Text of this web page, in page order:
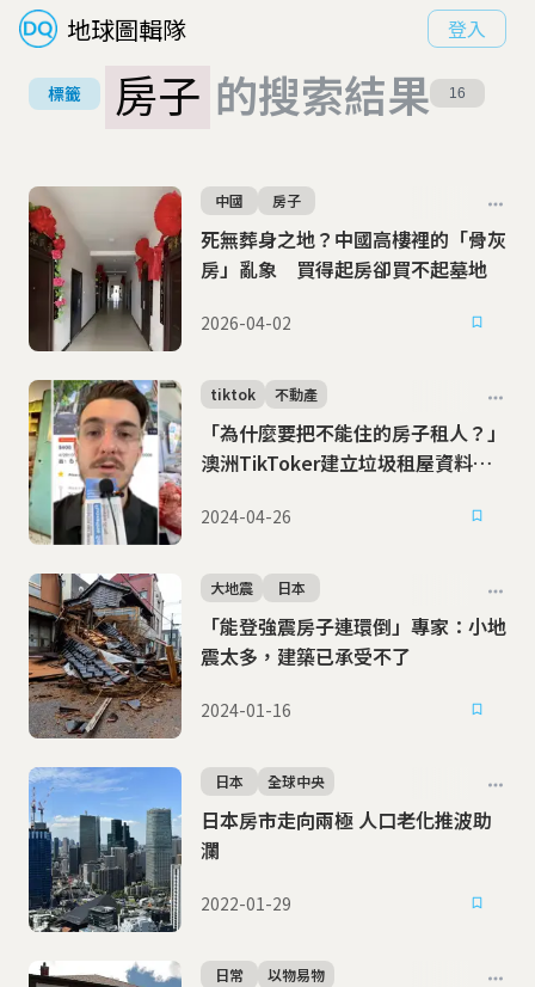
地球圖輯隊 登入
標籤 房子 的搜索結果 16
死無葬身之地？中國高樓裡的「骨灰
房」亂象 買得起房卻買不起墓地
中國 房子
2026-04-02
「為什麼要把不能住的房子租人？」
澳洲TikToker建立垃圾租屋資料庫
tiktok 不動產
2024-04-26
「能登強震房子連環倒」專家：小地
震太多，建築已承受不了
大地震 日本
2024-01-16
日本房市走向兩極 人口老化推波助
瀾
日本 全球中央
2022-01-29
日常 以物易物